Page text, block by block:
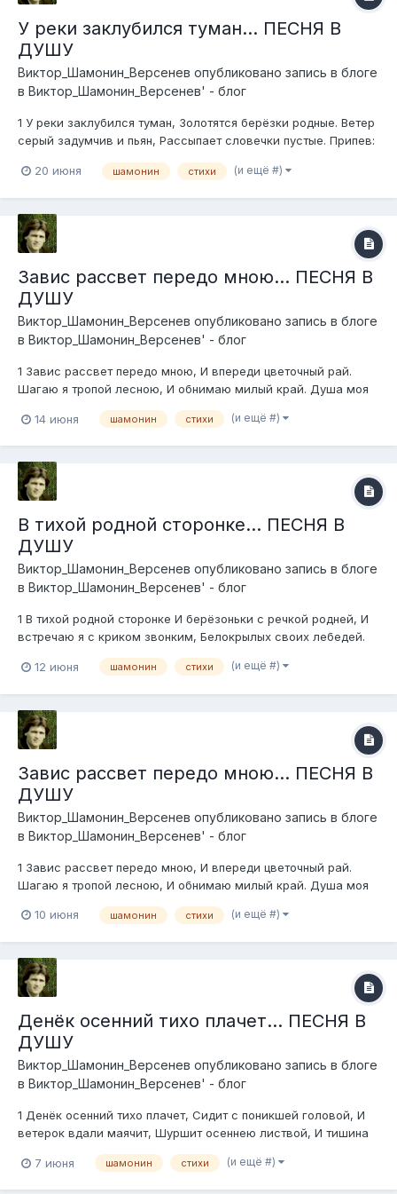
У реки заклубился туман... ПЕСНЯ В
ДУШУ
Виктор_Шамонин_Версенев опубликовано запись в блоге
в Виктор_Шамонин_Версенев' - блог
1 У реки заклубился туман, Золотятся берёзки родные. Ветер
серый задумчив и пьян, Рассыпает словечки пустые. Припев:
И мрачное небо с проседью, И блёклые травы вдали, И
20 июня шамонин стихи (и ещё #)
Завис рассвет передо мною... ПЕСНЯ В
ДУШУ
Виктор_Шамонин_Версенев опубликовано запись в блоге
в Виктор_Шамонин_Версенев' - блог
1 Завис рассвет передо мною, И впереди цветочный рай.
Шагаю я тропой лесною, И обнимаю милый край. Душа моя
сказочное лето, Поют у рощиц родники. Припев: Как хорошо,
14 июня шамонин стихи (и ещё #)
В тихой родной сторонке... ПЕСНЯ В
ДУШУ
Виктор_Шамонин_Версенев опубликовано запись в блоге
в Виктор_Шамонин_Версенев' - блог
1 В тихой родной сторонке И берёзоньки с речкой родней, И
встречаю я с криком звонким, Белокрылых своих лебедей.
небес с высоты, Ветерки снуют и снуют, И течёт речка, течёт,
12 июня шамонин стихи (и ещё #)
Завис рассвет передо мною... ПЕСНЯ В
ДУШУ
Виктор_Шамонин_Версенев опубликовано запись в блоге
в Виктор_Шамонин_Версенев' - блог
1 Завис рассвет передо мною, И впереди цветочный рай.
Шагаю я тропой лесною, И обнимаю милый край. Душа моя
сказочное лето, Поют у рощиц родники. Припев: Как хорошо,
10 июня шамонин стихи (и ещё #)
Денёк осенний тихо плачет... ПЕСНЯ В
ДУШУ
Виктор_Шамонин_Версенев опубликовано запись в блоге
в Виктор_Шамонин_Версенев' - блог
1 Денёк осенний тихо плачет, Сидит с поникшей головой, И
ветерок вдали маячит, Шуршит осеннею листвой, И тишина
находит, Лишь помнит неба синеву. Припев: Кукует кукушк...
7 июня шамонин стихи (и ещё #)